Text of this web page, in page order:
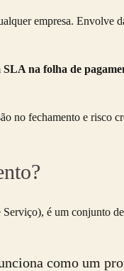
empresa. Envolve
SLA na folha de
no fechamento e risco
é um conjunto
como um